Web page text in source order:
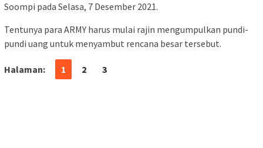
Soompi pada Selasa, 7 Desember 2021.
Tentunya para ARMY harus mulai rajin mengumpulkan pundi-
pundi uang untuk menyambut rencana besar tersebut.
Halaman: 1 2 3